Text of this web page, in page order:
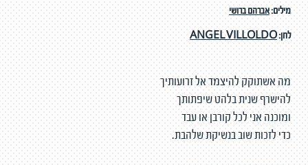
מילים:אברהם ברושי
לחן:ANGEL VILLOLDO
מה אשתוקק להיצמד אל זרועותיך
להישרף שנית בלהט שיפתותך
ומוכנה אני לכל קורבן או עבד
כדי לזכות שוב בנשיקת שלהבת.